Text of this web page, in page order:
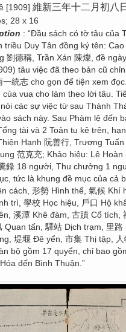
[1909] 維新三年十二月初八日
28 x 16
: “Đầu sách có tờ tâu của
triều Duy Tân đồng ký tên: Cao
劉德稱, Trần Xán 陳燦, đề
tâu việc đã theo bản cũ
統志 cho gọn để tiện xem
vua cho làm theo lời tâu.
các sự việc từ sau Thành
sách này. Sau Phàm lệ đến
tài và 2 Toản tu kê trên,
Hạnh 阮善行, Trương Tuấn
范克充; Khảo hiệu: Lê Hoàn
錄 18 người, Thu chưởng 1
tức là khung đề mục của cả
cách, 形勢 Hình thế, 氣候 Khí
trì, 學校 Học hiệu, 戶口 Hộ
溪潭 Khê đàm, 古蹟 Cổ tích,
Quan tấn, 驛站 Dịch trạm, 里路
堤堰 Đê yển, 市集 Thị tập,
bộ gồm 17 quyển, chỉ bao
đến Bình Thuận.”